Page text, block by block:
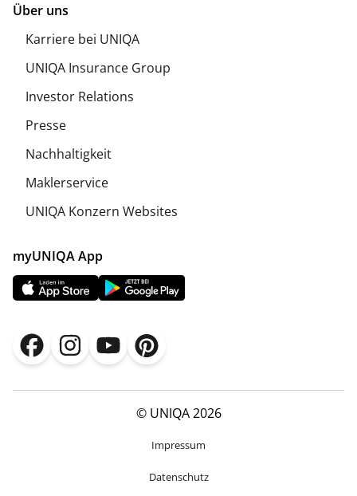
Über uns
Karriere bei UNIQA
UNIQA Insurance Group
Investor Relations
Presse
Nachhaltigkeit
Maklerservice
UNIQA Konzern Websites
myUNIQA App
© UNIQA 2026
Impressum
Datenschutz